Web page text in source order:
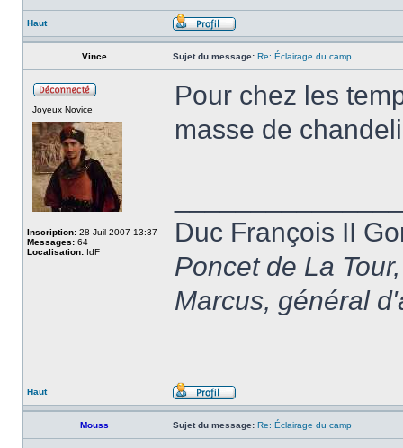
Haut
Vince Sujet du message: Re: Éclairage du camp
Joyeux Novice
Inscription: 28 Juil 2007 13:37
Messages: 64
Localisation: IdF
Pour chez les
masse de
Duc François II
Poncet de La
Marcus, général
Haut
Mouss Sujet du message: Re: Éclairage du camp